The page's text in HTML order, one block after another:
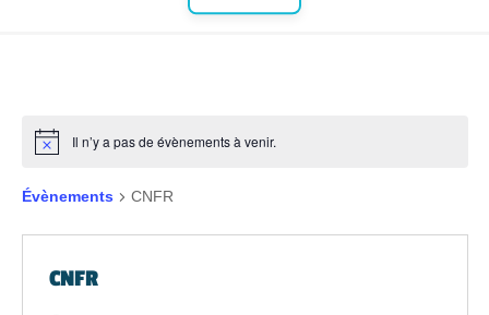
Il n’y a pas de évènements à venir.
Évènements CNFR
CNFR